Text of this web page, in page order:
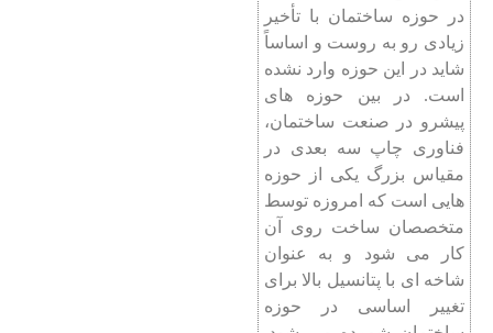
در حوزه ساختمان با تأخیر
زیادی رو به روست و اساساً
شاید در این حوزه وارد نشده
است. در بین حوزه های
پیشرو در صنعت ساختمان،
فناوری چاپ سه بعدی در
مقیاس بزرگ یکی از حوزه
هایی است که امروزه توسط
متخصصان ساخت روی آن
کار می ‌شود و به عنوان
شاخه ای با پتانسیل بالا برای
تغییر اساسی در حوزه